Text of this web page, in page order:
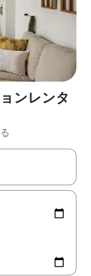
ンレンタ
使って移動するか